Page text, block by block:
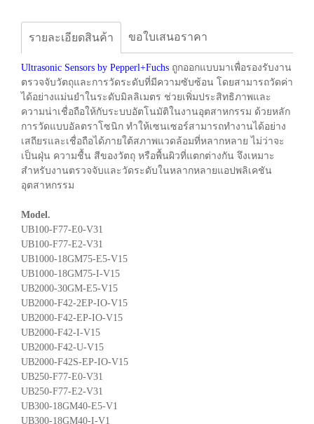
รายละเอียดสินค้า ขอใบเสนอราคา
Ultrasonic Sensors by Pepperl+Fuchs ถูกออกแบบมาเพื่อรองรับงาน
ตรวจจับวัตถุและการวัดระดับที่มีความซับซ้อน โดยสามารถวัดค่า
ได้อย่างแม่นยำในระดับมิลลิเมตร ช่วยเพิ่มประสิทธิภาพและ
ความน่าเชื่อถือให้กับระบบอัตโนมัติในงานอุตสาหกรรม ด้วยหลัก
การวัดแบบอัลตราโซนิก ทำให้เซนเซอร์สามารถทำงานได้อย่าง
เสถียรและเชื่อถือได้ภายใต้สภาพแวดล้อมที่หลากหลาย ไม่ว่าจะ
เป็นฝุ่น ความชื้น สีของวัตถุ หรือพื้นผิวที่แตกต่างกัน จึงเหมาะ
สำหรับงานตรวจจับและวัดระดับในหลากหลายแอปพลิเคชัน
อุตสาหกรรม
Model.
UB100-F77-E0-V31
UB100-F77-E2-V31
UB1000-18GM75-E5-V15
UB1000-18GM75-I-V15
UB2000-30GM-E5-V15
UB2000-F42-2EP-IO-V15
UB2000-F42-EP-IO-V15
UB2000-F42-I-V15
UB2000-F42-U-V15
UB2000-F42S-EP-IO-V15
UB250-F77-E0-V31
UB250-F77-E2-V31
UB300-18GM40-E5-V1
UB300-18GM40-I-V1